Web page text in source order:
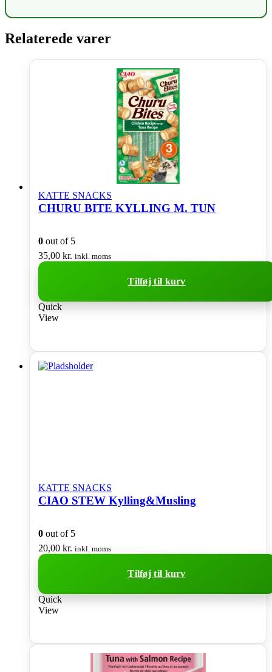
Relaterede varer
KATTE SNACKS
CHURU BITE KYLLING M. TUN
0 out of 5
35,00 kr. inkl. moms
Tilføj til kurv
Quick
View
KATTE SNACKS
CIAO STEW Kylling&Musling
0 out of 5
20,00 kr. inkl. moms
Tilføj til kurv
Quick
View